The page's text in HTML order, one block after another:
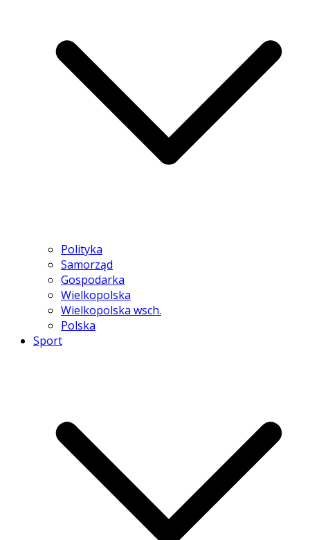
Polityka
Samorząd
Gospodarka
Wielkopolska
Wielkopolska wsch.
Polska
Sport